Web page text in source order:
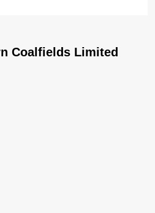
Coalfields Limited